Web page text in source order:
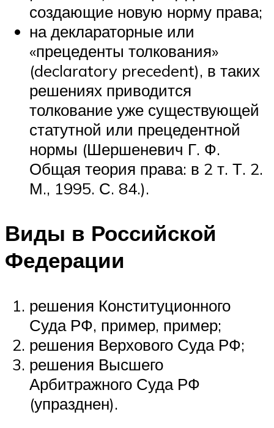
создающие новую норму права;
на деклараторные или
«прецеденты толкования»
(declaratory precedent), в таких
решениях приводится
толкование уже существующей
статутной или прецедентной
нормы (Шершеневич Г. Ф.
Общая теория права: в 2 т. Т. 2.
М., 1995. С. 84.).
Виды в Российской
Федерации
решения Конституционного
Суда РФ, пример, пример;
решения Верхового Суда РФ;
решения Высшего
Арбитражного Суда РФ
(упразднен).